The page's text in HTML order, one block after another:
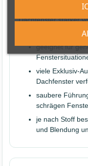
oder spezieller
Dachfenster stärker
Lichteinfall betroffen
geeignet für
viele Exklusiv-
Dachfenster
saubere
schrägen
je nach Stoff
und Blendung